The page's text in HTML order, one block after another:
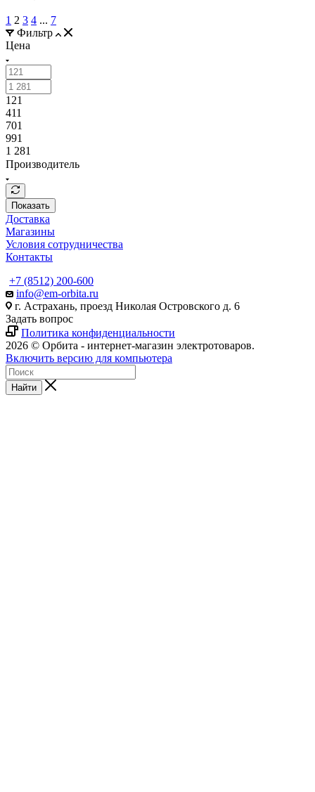
1 2 3 4 ... 7
Фильтр
Цена
121
411
701
991
1 281
Производитель
Показать
Доставка
Магазины
Условия сотрудничества
Контакты
+7 (8512) 200-600
info@em-orbita.ru
г. Астрахань, проезд Николая Островского д. 6
Задать вопрос
Политика конфиденциальности
2026 © Орбита - интернет-магазин электротоваров.
Включить версию для компьютера
Найти